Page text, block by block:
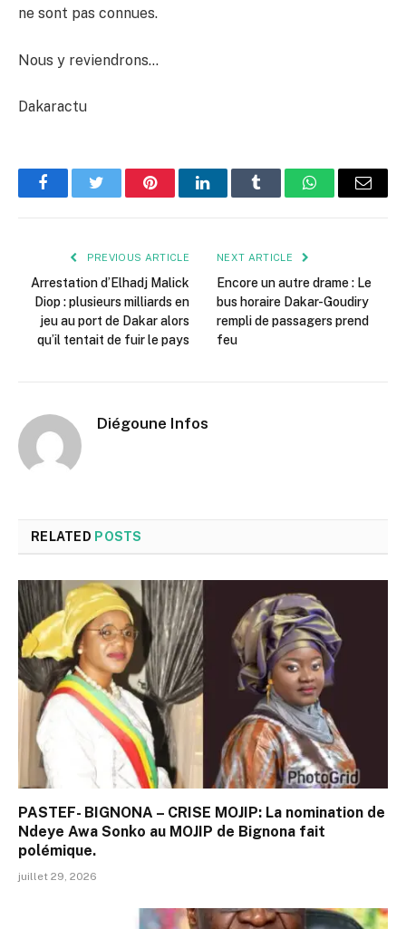
ne sont pas connues.
Nous y reviendrons…
Dakaractu
FacebookTwitter PinterestLinkedInTumblr WhatsAppEmail
PREVIOUS ARTICLE
Arrestation d’Elhadj Malick
Diop : plusieurs milliards en
jeu au port de Dakar alors
qu’il tentait de fuir le pays
NEXT ARTICLE
Encore un autre drame : Le
bus horaire Dakar-Goudiry
rempli de passagers prend
feu
Diégoune Infos
RELATED POSTS
PASTEF- BIGNONA – CRISE MOJIP: La nomination de
Ndeye Awa Sonko au MOJIP de Bignona fait
polémique.
juillet 29, 2026